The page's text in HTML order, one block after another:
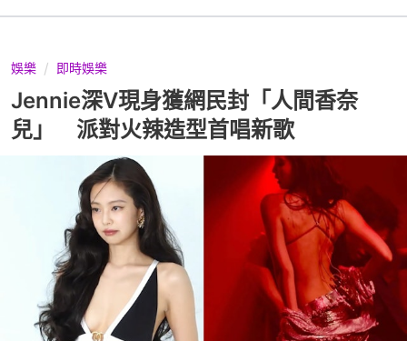
娛樂 即時娛樂
Jennie深V現身獲網民封「人間香奈
兒」 派對火辣造型首唱新歌